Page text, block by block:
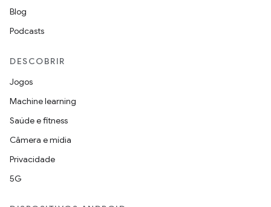
Blog
Podcasts
DESCOBRIR
Jogos
Machine learning
Saúde e fitness
Câmera e mídia
Privacidade
5G